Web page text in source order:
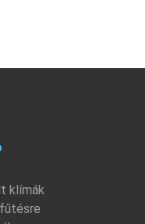
klímák